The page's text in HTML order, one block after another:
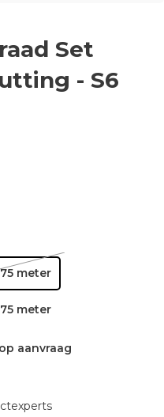
Set
- S6
meter
meter
aanvraag